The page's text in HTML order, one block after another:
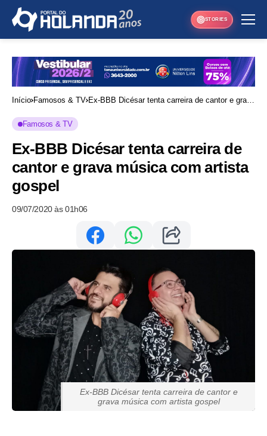
STORIES
Início Famosos & TV Ex-BBB Dicésar tenta carreira de cantor e grava
Famosos & TV
Ex-BBB Dicésar tenta carreira de
cantor e grava música com artista
gospel
09/07/2020 às 01h06
Ex-BBB Dicésar tenta carreira de cantor e
grava música com artista gospel